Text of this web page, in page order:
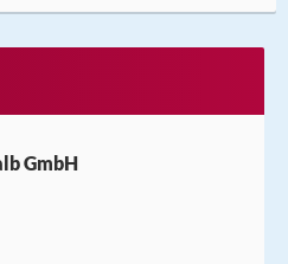
GmbH